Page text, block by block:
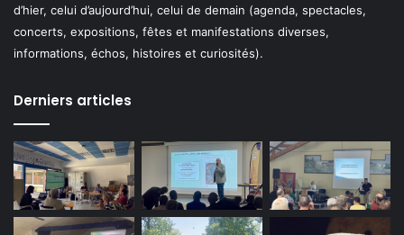
d’hier, celui d’aujourd’hui, celui de demain (agenda, spectacles,
concerts, expositions, fêtes et manifestations diverses,
informations, échos, histoires et curiosités).
Derniers articles